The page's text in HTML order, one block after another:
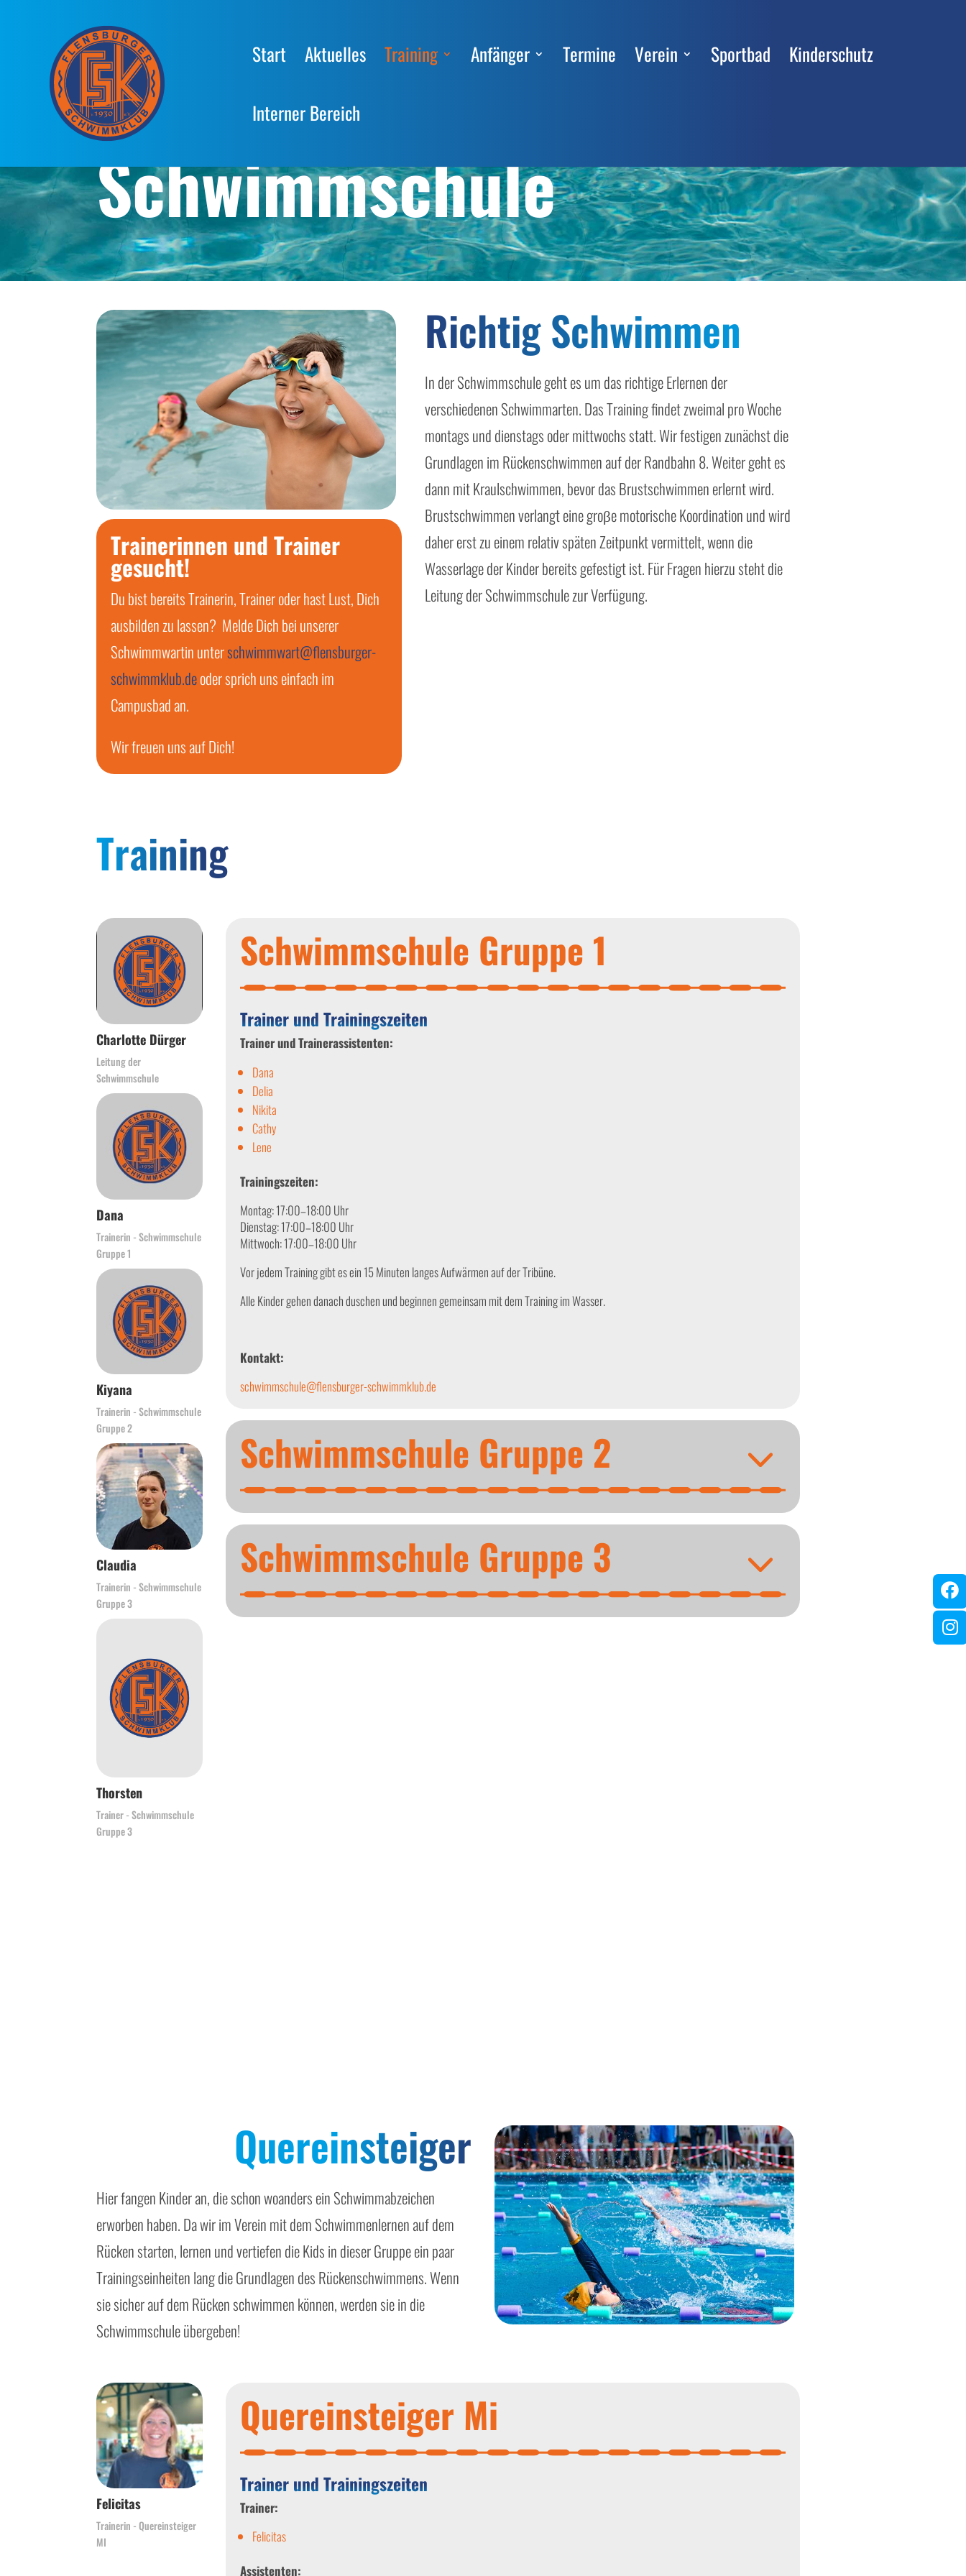
Start Aktuelles Training Anfänger Termine Verein Sportbad Kinderschutz
Interner Bereich
Schwimmschule
Trainerinnen und Trainer
gesucht!
Du bist bereits Trainerin, Trainer oder hast Lust, Dich
ausbilden zu lassen? Melde Dich bei unserer
Schwimmwartin unterschwimmwart@flensburger-
schwimmklub.deoder sprich uns einfach im
Campusbad an.
Wir freuen uns auf Dich!
Richtig Schwimmen
In der Schwimmschule geht es um das richtige Erlernen der
verschiedenen Schwimmarten. Das Training findet zweimal pro Woche
montags und dienstags oder mittwochs statt. Wir festigen zunächst die
Grundlagen im Rückenschwimmen auf der Randbahn 8. Weiter geht es
dann mit Kraulschwimmen, bevor das Brustschwimmen erlernt wird.
Brustschwimmen verlangt eine groβe motorische Koordination und wird
daher erst zu einem relativ späten Zeitpunkt vermittelt, wenn die
Wasserlage der Kinder bereits gefestigt ist. Für Fragen hierzu steht die
Leitung der Schwimmschule zur Verfügung.
Training
Charlotte Dürger
Leitung der
Schwimmschule
Dana
Trainerin - Schwimmschule
Gruppe 1
Kiyana
Trainerin - Schwimmschule
Gruppe 2
Claudia
Trainerin - Schwimmschule
Gruppe 3
Thorsten
Trainer - Schwimmschule
Gruppe 3
Schwimmschule Gruppe 1
Trainer und Trainingszeiten
Trainer und Trainerassistenten:
Dana
Delia
Nikita
Cathy
Lene
Trainingszeiten:
Montag: 17:00–18:00 Uhr
Dienstag: 17:00–18:00 Uhr
Mittwoch: 17:00–18:00 Uhr
Vor jedem Training gibt es ein 15 Minuten langes Aufwärmen auf der Tribüne.
Alle Kinder gehen danach duschen und beginnen gemeinsam mit dem Training im Wasser.
Kontakt:
schwimmschule@flensburger-schwimmklub.de
Schwimmschule Gruppe 2
Schwimmschule Gruppe 3
Quereinsteiger
Hier fangen Kinder an, die schon woanders ein Schwimmabzeichen
erworben haben. Da wir im Verein mit dem Schwimmenlernen auf dem
Rücken starten, lernen und vertiefen die Kids in dieser Gruppe ein paar
Trainingseinheiten lang die Grundlagen des Rückenschwimmens. Wenn
sie sicher auf dem Rücken schwimmen können, werden sie in die
Schwimmschule übergeben!
Felicitas
Trainerin - Quereinsteiger
MI
Quereinsteiger Mi
Trainer und Trainingszeiten
Trainer:
Felicitas
Assistenten: